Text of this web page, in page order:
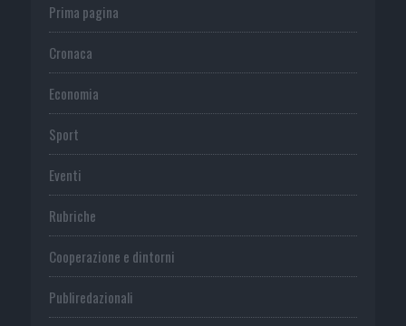
Prima pagina
Cronaca
Economia
Sport
Eventi
Rubriche
Cooperazione e dintorni
Publiredazionali